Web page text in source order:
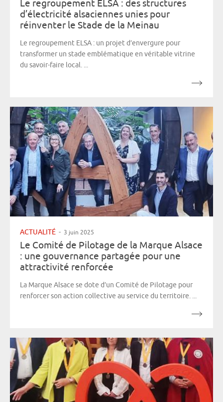
Le regroupement ELSA : des structures
d’électricité alsaciennes unies pour
réinventer le Stade de la Meinau
Le regroupement ELSA : un projet d’envergure pour
transformer un stade emblématique en véritable vitrine
du savoir-faire local. ...
ACTUALITÉ - 3 juin 2025
Le Comité de Pilotage de la Marque Alsace
: une gouvernance partagée pour une
attractivité renforcée
La Marque Alsace se dote d’un Comité de Pilotage pour
renforcer son action collective au service du territoire. ...